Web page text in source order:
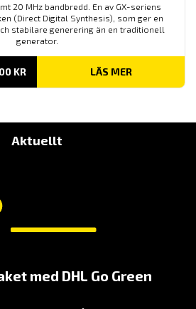
20 MHz bandbredd. En av GX-seriens
(Direct Digital Synthesis), som ger en
stabilare generering än en traditionell
generator.
KRPRISINTERVALL:
TILL
LÄS MER
Aktuellt
med DHL Go Green